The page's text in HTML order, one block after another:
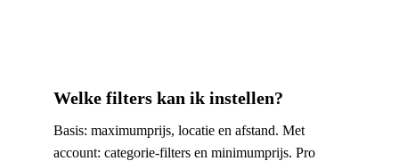
Welke filters kan ik instellen?
Basis: maximumprijs, locatie en afstand. Met
account: categorie-filters en minimumprijs. Pro